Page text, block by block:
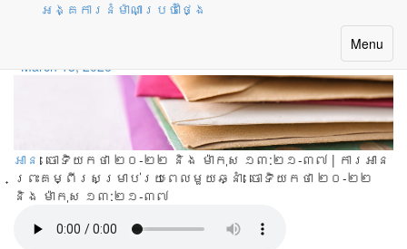
អង្គការនំម៉ាណាប្រចាំថ្ងៃ
Toggle
Menu
March 13, 2026
អាន : ចោទិយកថា ២០-២២ និង ម៉ាកុស ១៣:២១-៣៧ | ការអាន
ព្រះគម្ពីរសម្រាប់រយៈពេលមួយឆ្នាំ: ចោទិយកថា ២០-២២
និង ម៉ាកុស ១៣:២១-៣៧